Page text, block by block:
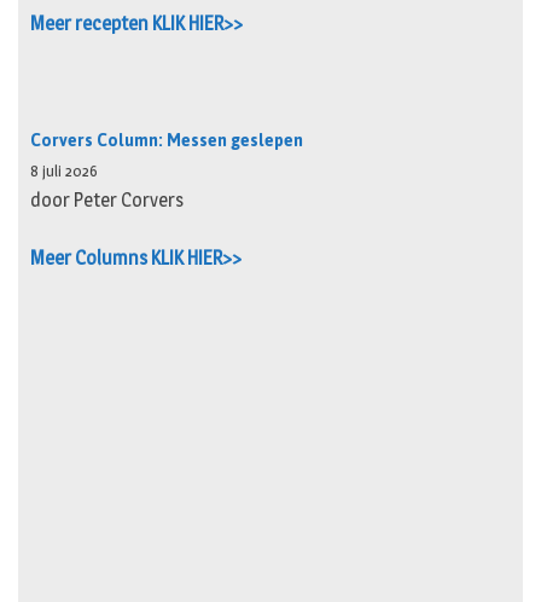
Meer recepten KLIK HIER>>
Corvers Column: Messen geslepen
8 juli 2026
door Peter Corvers
Meer Columns KLIK HIER>>